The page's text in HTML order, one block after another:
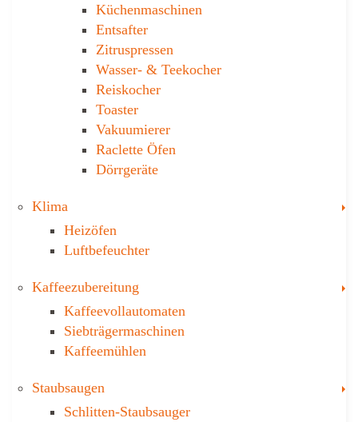
Küchen­maschinen
Entsafter
Zitruspressen
Wasser-­ & Teekocher
Reiskocher
Toaster
Vakuumierer
Raclette Öfen
Dörrgeräte
Klima
Heizöfen
Luftbefeuchter
Kaffee­zubereitung
Kaffeevollautomaten
Siebträgermaschinen
Kaffeemühlen
Staubsaugen
Schlitten-Staubsauger